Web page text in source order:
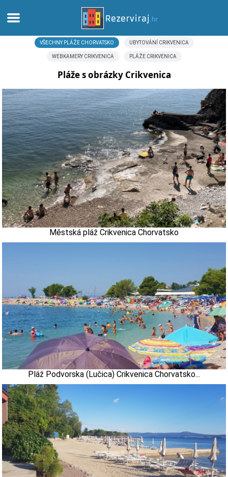
Turistické informace
Pláže
Webkamery
Seznamte se s Chorvatskem
Muzea
VŠECHNY PLÁŽE CHORVATSKO UBYTOVÁNÍ CRIKVENICA
WEBKAMERY CRIKVENICA PLÁŽE CRIKVENICA
Pláže s obrázky Crikvenica
Městská pláž Crikvenica Chorvatsko
Pláž Podvorska (Lučica) Crikvenica Chorvatsko...